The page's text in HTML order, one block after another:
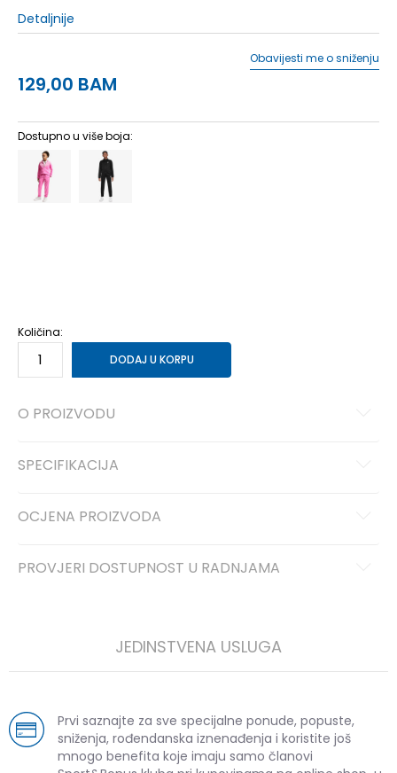
Detaljnije
129,00 BAM
Obavijesti me o sniženju
Dostupno u više boja:
Količina:
DODAJ U KORPU
O PROIZVODU
SPECIFIKACIJA
OCJENA PROIZVODA
PROVJERI DOSTUPNOST U RADNJAMA
JEDINSTVENA USLUGA
Prvi saznajte za sve specijalne ponude, popuste,
sniženja, rođendanska iznenađenja i koristite još
mnogo benefita koje imaju samo članovi